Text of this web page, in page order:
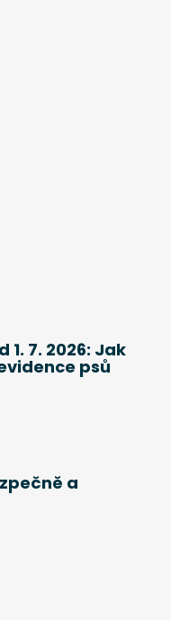
7. 2026: Jak
psů
a